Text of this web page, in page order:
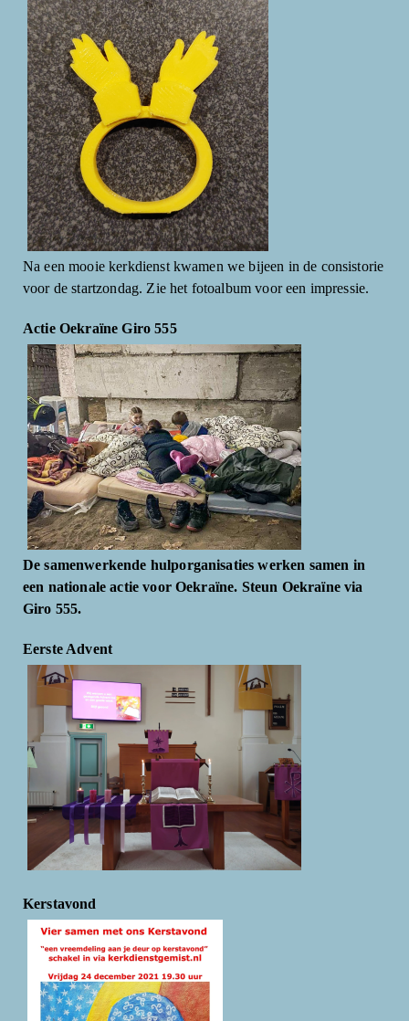
Na een mooie kerkdienst kwamen we bijeen in de consistorie
voor de startzondag. Zie het fotoalbum voor een impressie.
Actie Oekraïne Giro 555
De samenwerkende hulporganisaties werken samen in
een nationale actie voor Oekraïne. Steun Oekraïne via
Giro 555.
Eerste Advent
Kerstavond